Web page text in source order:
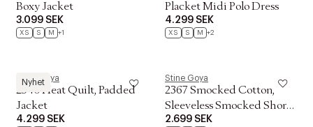
Boxy Jacket
3.099 SEK
XS S M +1
Placket Midi Polo Dress
4.299 SEK
XS S M +2
Nyhet
Stine Goya
2540 Heat Quilt, Padded
Jacket
4.299 SEK
Stine Goya
2367 Smocked Cotton,
Sleeveless Smocked Short
Dress
2.699 SEK